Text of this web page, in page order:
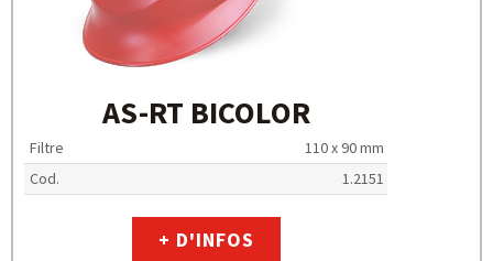
AS-RT BICOLOR
Filtre
110 x 90 mm
Cod.
1.2151
+ D'INFOS